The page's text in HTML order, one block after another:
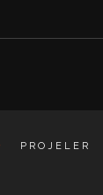
PROJELER